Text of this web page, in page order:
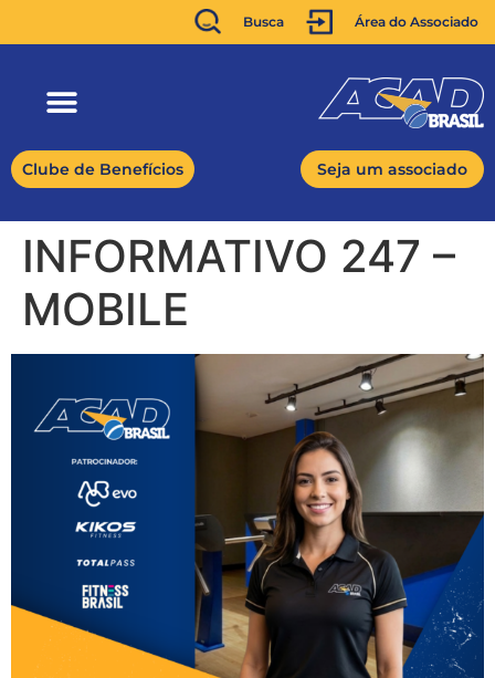
Busca Área do Associado
Clube de Benefícios Seja um associado
INFORMATIVO 247 –
MOBILE